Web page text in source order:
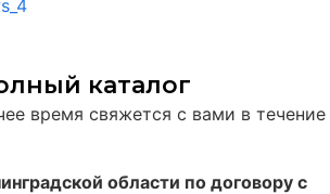
каталог
время свяжется с вами в течение
области по договору с